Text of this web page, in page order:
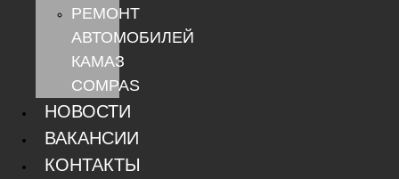
РЕМОНТ
АВТОМОБИЛЕЙ
КАМАЗ
COMPAS
НОВОСТИ
ВАКАНСИИ
КОНТАКТЫ